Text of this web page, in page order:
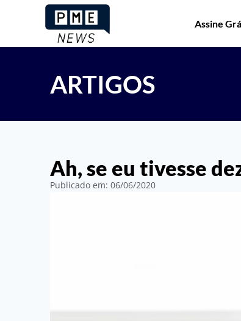
Assine
ARTIGOS
Ah, se eu tivesse
Publicado em: 06/06/2020